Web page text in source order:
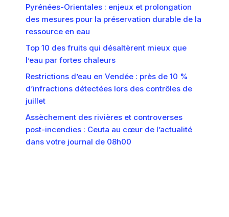
Pyrénées-Orientales : enjeux et prolongation
des mesures pour la préservation durable de la
ressource en eau
Top 10 des fruits qui désaltèrent mieux que
l’eau par fortes chaleurs
Restrictions d’eau en Vendée : près de 10 %
d’infractions détectées lors des contrôles de
juillet
Assèchement des rivières et controverses
post-incendies : Ceuta au cœur de l’actualité
dans votre journal de 08h00